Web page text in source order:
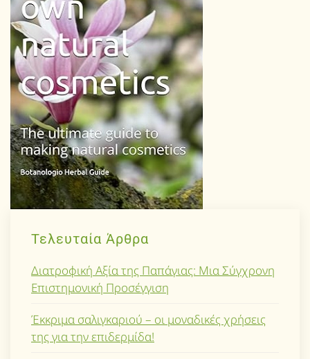
Τελευταία Άρθρα
Διατροφική Αξία της Παπάγιας: Μια Σύγχρονη
Επιστημονική Προσέγγιση
Έκκριμα σαλιγκαριού – οι μοναδικές χρήσεις
της για την επιδερμίδα!